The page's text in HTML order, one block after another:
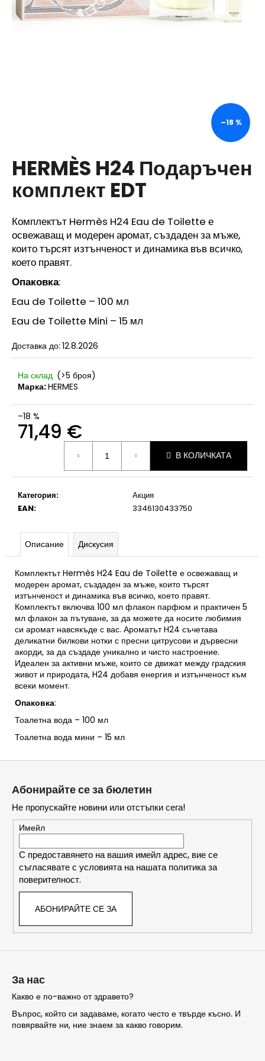
HERMÈS H24 Подаръчен
комплект EDT
Комплектът Hermès H24 Eau de Toilette е
освежаващ и модерен аромат, създаден за мъже,
които търсят изтънченост и динамика във всичко,
което правят.
Опаковка:
Eau de Toilette – 100 мл
Eau de Toilette Mini – 15 мл
Доставка до: 12.8.2026
На склад (>5 броя)
Марка:HERMES
–18 %
71,49 €
В КОЛИЧКАТА
Категория:
Акция
EAN: 3346130433750
–18 %
Описание Дискусия
Комплектът Hermès H24 Eau de Toilette е освежаващ и
модерен аромат, създаден за мъже, които търсят
изтънченост и динамика във всичко, което правят.
Комплектът включва 100 мл флакон парфюм и практичен 5
мл флакон за пътуване, за да можете да носите любимия
си аромат навсякъде с вас. Ароматът H24 съчетава
деликатни билкови нотки с пресни цитрусови и дървесни
акорди, за да създаде уникално и чисто настроение.
Идеален за активни мъже, които се движат между градския
живот и природата, H24 добавя енергия и изтънченост към
всеки момент.
Опаковка:
Тоалетна вода – 100 мл
Тоалетна вода мини – 15 мл
р
ъ
ч
в
а
м
е
С
ВИТАМИН
С
И
РЕТИНОЛ
12,53
€
Ф
Абонирайте се за бюлетин
Не пропускайте новини или отстъпки сега!
Имейл
С предоставянето на вашия имейл адрес, вие се
съгласявате с условията на нашата политика за
поверителност.
АБОНИРАЙТЕ СЕ ЗА
За нас
Какво е по-важно от здравето?
Въпрос, който си задаваме, когато често е твърде късно. И
повярвайте ни, ние знаем за какво говорим.